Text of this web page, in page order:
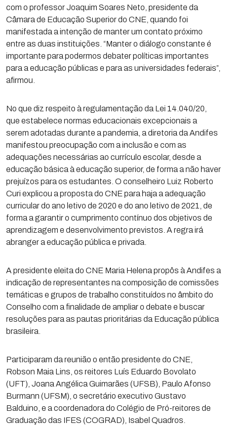
com o professor Joaquim Soares Neto, presidente da
Câmara de Educação Superior do CNE, quando foi
manifestada a intenção de manter um contato próximo
entre as duas instituições. “Manter o diálogo constante é
importante para podermos debater políticas importantes
para a educação públicas e para as universidades federais”,
afirmou.
No que diz respeito à regulamentação da Lei 14.040/20,
que estabelece normas educacionais excepcionais a
serem adotadas durante a pandemia, a diretoria da Andifes
manifestou preocupação com a inclusão e com as
adequações necessárias ao currículo escolar, desde a
educação básica à educação superior, de forma a não haver
prejuízos para os estudantes. O conselheiro Luiz Roberto
Curi explicou a proposta do CNE para haja a adequação
curricular do ano letivo de 2020 e do ano letivo de 2021, de
forma a garantir o cumprimento contínuo dos objetivos de
aprendizagem e desenvolvimento previstos. A regra irá
abranger a educação pública e privada.
A presidente eleita do CNE Maria Helena propôs à Andifes a
indicação de representantes na composição de comissões
temáticas e grupos de trabalho constituídos no âmbito do
Conselho com a finalidade de ampliar o debate e buscar
resoluções para as pautas prioritárias da Educação pública
brasileira.
Participaram da reunião o então presidente do CNE,
Robson Maia Lins, os reitores Luís Eduardo Bovolato
(UFT), Joana Angélica Guimarães (UFSB), Paulo Afonso
Burmann (UFSM), o secretário executivo Gustavo
Balduino, e a coordenadora do Colégio de Pró-reitores de
Graduação das IFES (COGRAD), Isabel Quadros.